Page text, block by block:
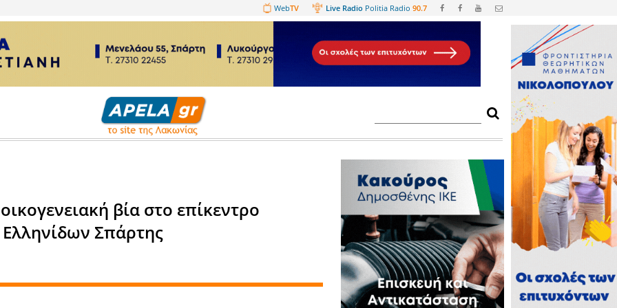
Web TV Live Radio
η Ενδοοικογενειακή βία στο επίκεντρο
Ελληνίδων Σπάρτης